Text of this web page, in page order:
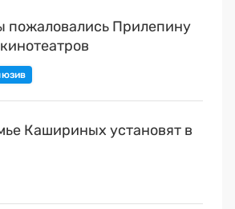
пожаловались Прилепину
Кашириных установят в